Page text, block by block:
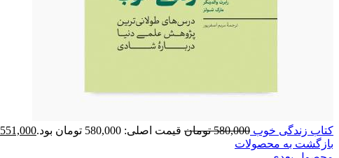
کتاب زندگی خوب 580,000 تومان قیمت اصلی: 580,000 تومان بود. 551,000
بازگشت به محصولات